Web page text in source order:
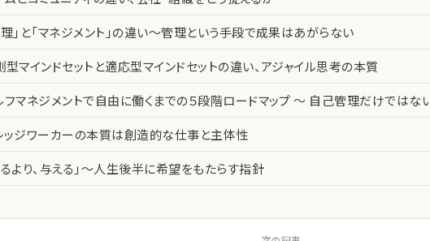
理」と「マネジメント」の違い〜管理という手段で成果はあがらない
型マインドセットと適応型マインドセットの違い、アジャイル思考の本質
フマネジメントで自由に働くまでの５段階ロードマップ 〜 自己管理だけではな
ッジワーカーの本質は創造的な仕事と主体性
るより、与える」〜人生後半に希望をもたらす指針